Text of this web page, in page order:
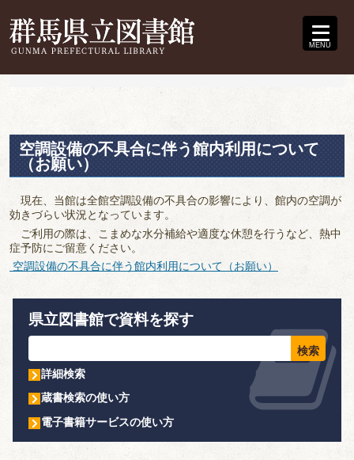
MENU
空調設備の不具合に伴う館内利用について
（お願い）
現在、当館は全館空調設備の不具合の影響により、館内の空調が
効きづらい状況となっています。
ご利用の際は、こまめな水分補給や適度な休憩を行うなど、熱中
症予防にご留意ください。
空調設備の不具合に伴う館内利用について（お願い）
県立図書館で資料を探す
詳細検索
蔵書検索の使い方
電子書籍サービスの使い方